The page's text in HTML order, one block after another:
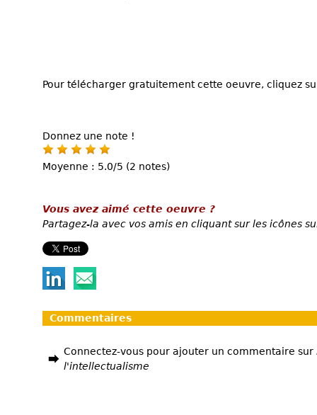
Pour télécharger gratuitement cette oeuvre, cliquez
Donnez une note !
Moyenne : 5.0/5 (2 notes)
Vous avez aimé cette oeuvre ?
Partagez-la avec vos amis en cliquant sur les icônes
Commentaires
Connectez-vous pour ajouter un commentaire sur
l'intellectualisme